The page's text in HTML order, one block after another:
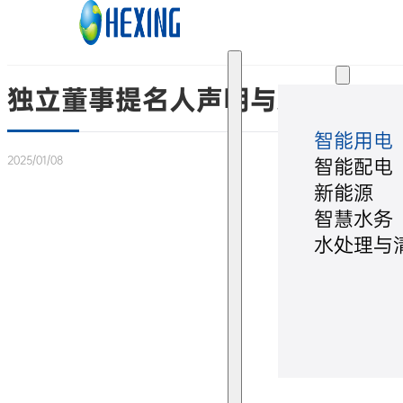
跳转到主要内容 跳转到页脚
智能用电
智能配电
新能源
智慧水务
水处理与
独立董事提名人声明与承诺（胡
2025/01/08